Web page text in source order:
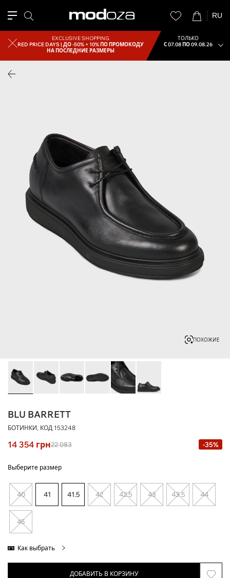
RU
EXCLUSIVE SHOPPING
RED PRICE DAYS |ДО -50% + 10% ПО ПРОМОКОДУ
НА ПОСЛЕДНИЕ РАЗМЕРЫ
ТОЛЬКО
С 07.08 ПО 09.08.26
ПОХОЖИЕ
BLU BARRETT
БОТИНКИ, КОД 153248
14 354 грн22 083 -35%
Выберите размер
40 41 41.5 42 42.5 43 43.5 44
45
Как выбрать
ДОБАВИТЬ В КОРЗИНУ